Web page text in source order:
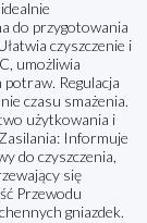
do przygotowania
czyszczenie i
umożliwia
Regulacja
czasu smażenia.
użytkowania i
Informuje
do czyszczenia,
się
Przewodu
gniazdek.